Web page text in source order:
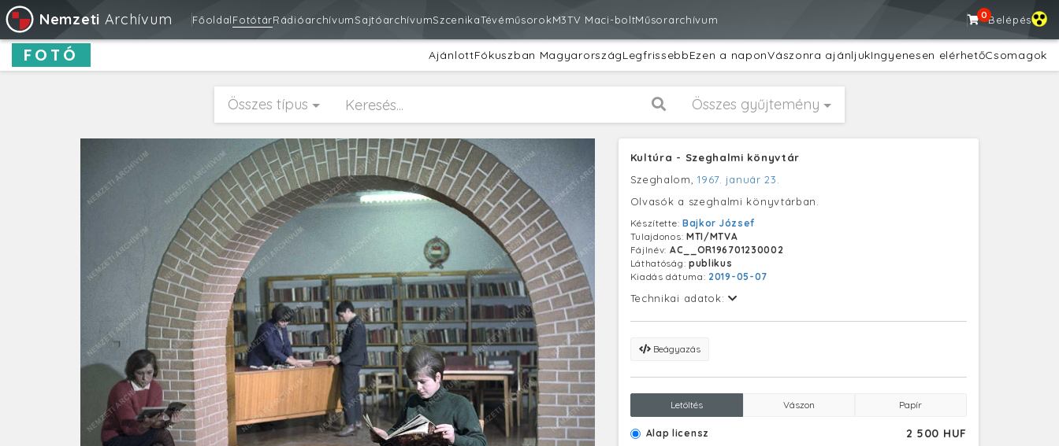
Nemzeti Archívum FőoldalFotótárRádióarchívumSajtóarchívumSzcenikaTévéműsorokM3TV Maci-boltMűsorarchívum 0Belépés
FOTÓ AjánlottFókuszban MagyarországLegfrissebbEzen a naponVászonra ajánljukIngyenesen elérhetőCsomagok
Összes típus Összes gyűjtemény
Kultúra - Szeghalmi könyvtár
Szeghalom,1967. január 23.
Olvasók a szeghalmi könyvtárban.
Készítette: Bajkor József
Tulajdonos: MTI/MTVA
Fájlnév: AC__OR196701230002
Láthatóság: publikus
Kiadás dátuma: 2019-05-07
Technikai adatok:
Beágyazás
Letöltés Vászon Papír
Alap licensz 2 500 HUF